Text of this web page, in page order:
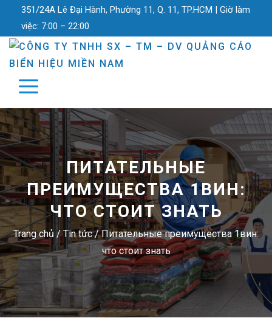
351/24A Lê Đại Hành, Phường 11, Q. 11, TP.HCM | Giờ làm
việc: 7:00 – 22:00
ПИТАТЕЛЬНЫЕ
ПРЕИМУЩЕСТВА 1ВИН:
ЧТО СТОИТ ЗНАТЬ
Trang chủ /Tin tức/Питательные преимущества 1вин:
что стоит знать